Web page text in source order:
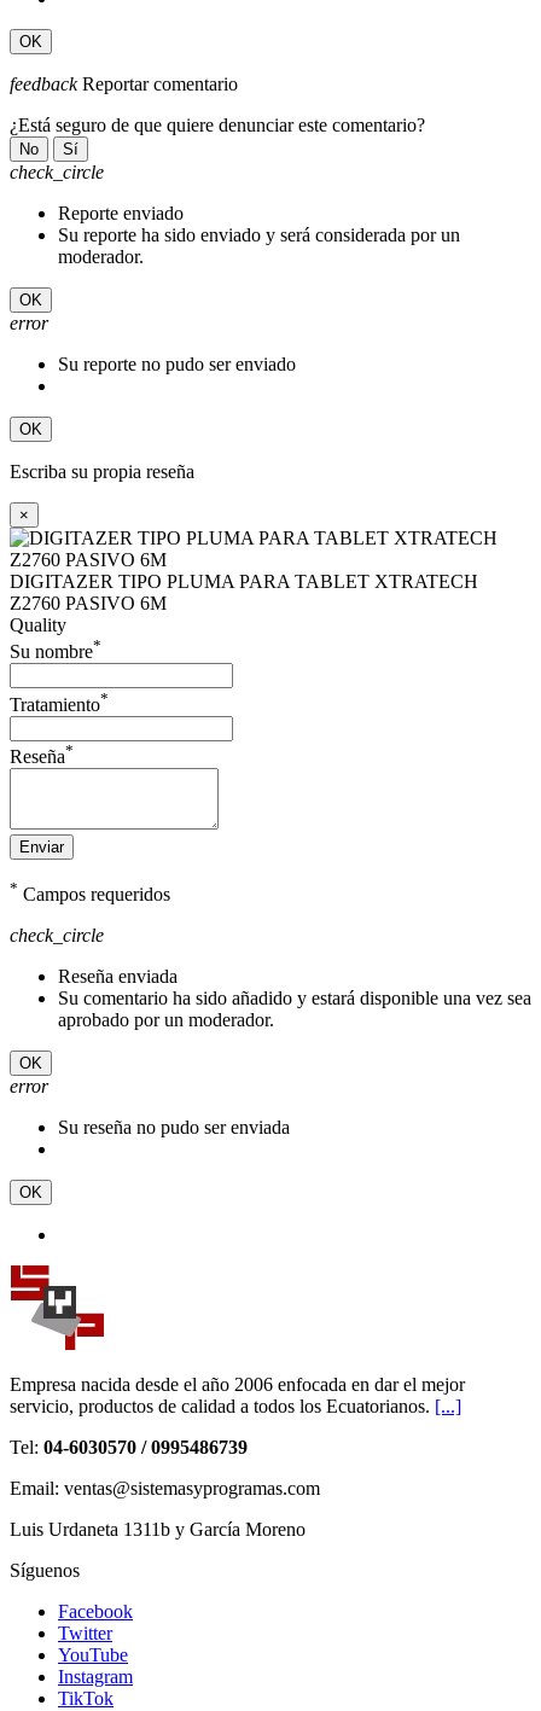
OK
feedback Reportar comentario
¿Está seguro de que quiere denunciar este comentario?
No Sí
check_circle
Reporte enviado
Su reporte ha sido enviado y será considerada por un
moderador.
OK
error
Su reporte no pudo ser enviado
OK
Escriba su propia reseña
×
DIGITAZER TIPO PLUMA PARA TABLET XTRATECH
Z2760 PASIVO 6M
Quality
Su nombre*
Tratamiento*
Reseña*
Enviar
* Campos requeridos
check_circle
Reseña enviada
Su comentario ha sido añadido y estará disponible una vez sea
aprobado por un moderador.
OK
error
Su reseña no pudo ser enviada
OK
Empresa nacida desde el año 2006 enfocada en dar el mejor
servicio, productos de calidad a todos los Ecuatorianos. [...]
Tel: 04-6030570 / 0995486739
Email: ventas@sistemasyprogramas.com
Luis Urdaneta 1311b y García Moreno
Síguenos
Facebook
Twitter
YouTube
Instagram
TikTok